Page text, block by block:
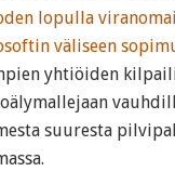
lopulla
väliseen
yhtiöiden
suuresta